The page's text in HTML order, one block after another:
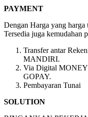
PAYMENT
Dengan Harga yang
Tersedia juga kemudahan
Transfer antar
MANDIRI.
Via Digital
GOPAY.
Pembayaran Tunai
SOLUTION